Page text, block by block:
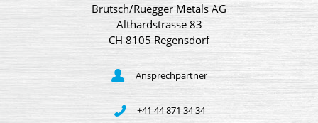
Brütsch/Rüegger Metals AG
Althardstrasse 83
CH 8105 Regensdorf
Ansprechpartner
+41 44 871 34 34